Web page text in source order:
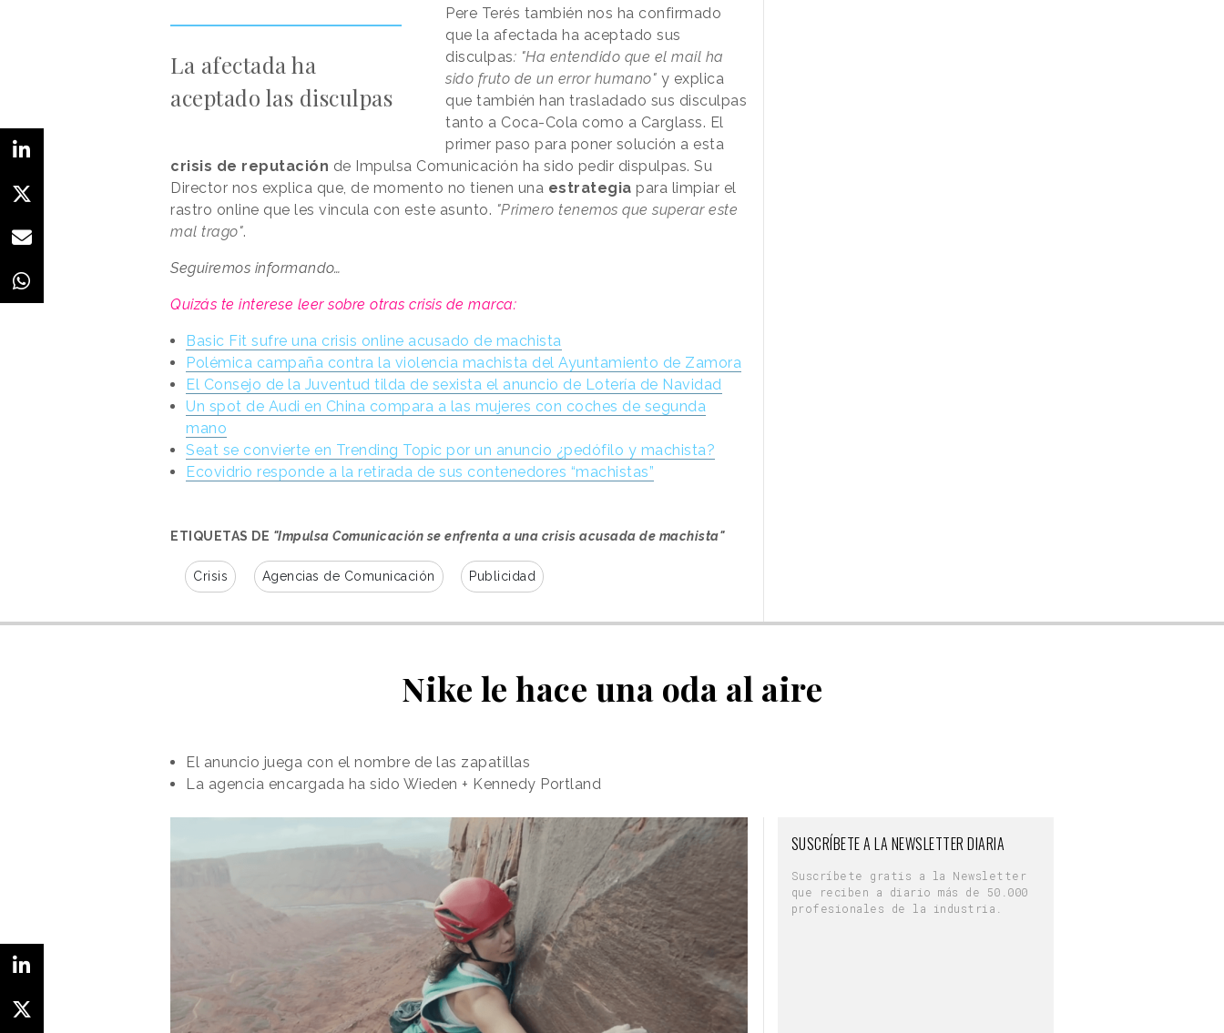
La afectada ha
aceptado las disculpas
Pere Terés también nos ha confirmado
que la afectada ha aceptado sus
disculpas: "Ha entendido que el mail ha
sido fruto de un error humano" y explica
que también han trasladado sus disculpas
tanto a Coca-Cola como a Carglass. El
primer paso para poner solución a esta
crisis de reputación de Impulsa Comunicación ha sido pedir dispulpas. Su
Director nos explica que, de momento no tienen una estrategia para limpiar el
rastro online que les vincula con este asunto. "Primero tenemos que superar este
mal trago".
Seguiremos informando…
Quizás te interese leer sobre otras crisis de marca:
Basic Fit sufre una crisis online acusado de machista
Polémica campaña contra la violencia machista del Ayuntamiento de Zamora
El Consejo de la Juventud tilda de sexista el anuncio de Lotería de Navidad
Un spot de Audi en China compara a las mujeres con coches de segunda
mano
Seat se convierte en Trending Topic por un anuncio ¿pedófilo y machista?
Ecovidrio responde a la retirada de sus contenedores “machistas”
ETIQUETAS DE "Impulsa Comunicación se enfrenta a una crisis acusada de machista"
Crisis Agencias de Comunicación Publicidad
Nike le hace una oda al aire
El anuncio juega con el nombre de las zapatillas
La agencia encargada ha sido Wieden + Kennedy Portland
SUSCRÍBETE A LA NEWSLETTER DIARIA
Suscríbete gratis a la Newsletter
que reciben a diario más de 50.000
profesionales de la industria.